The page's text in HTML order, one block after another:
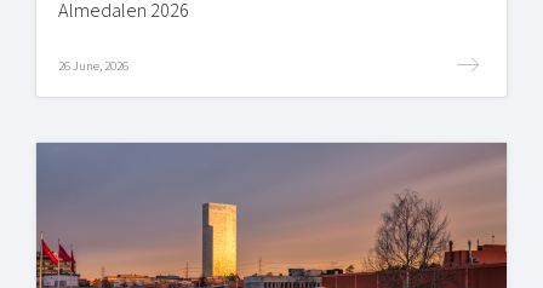
Almedalen 2026
26 June, 2026